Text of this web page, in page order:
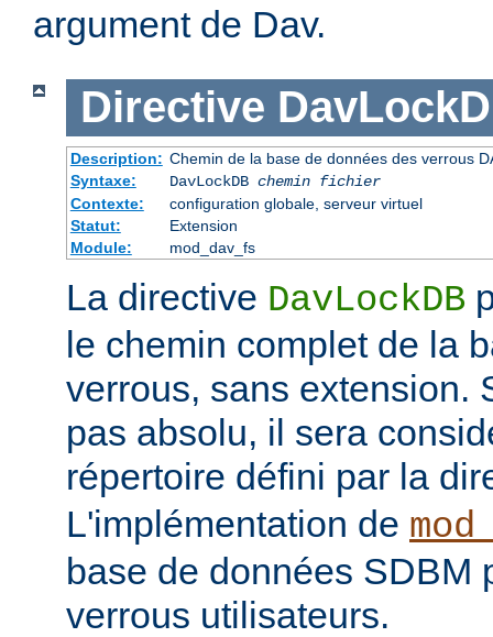
argument de Dav.
Directive
Description: Chemin de la base de données des verrous
Syntaxe:
DavLockDB chemin fichier
Contexte:
configuration globale, serveur virtuel
Statut:
Extension
Module:
mod_dav_fs
La directive DavLockDB
le chemin complet de la
verrous, sans extension.
pas absolu, il sera
répertoire défini par la
L'implémentation de
base de données SDBM
verrous utilisateurs.